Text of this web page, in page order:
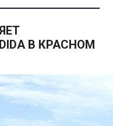
В КРАСНОМ